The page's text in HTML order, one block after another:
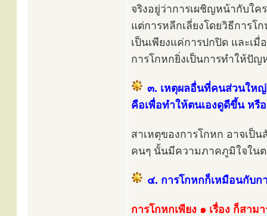
จริงอยู่ว่าการเผชิญหน้ากับใ
แต่การหลีกเลี่ยงโดยวิธีการ
เป็นเพียงแค่การปกปิด และเมื่
การโกหกยิ่งเป็นการทำให้ปั
๓. เหตุผลอื่นที่คนส่วนให
คือเพื่อทำให้ตนเองดูดีขึ้น หรื
สาเหตุของการโกหก อาจเ
คนๆ นั้นมีความภาคภูมิใจใน
๔. การโกหกก็เหมือนกับก
การโกหกเพียง ๑ เรื่อง ก็สา